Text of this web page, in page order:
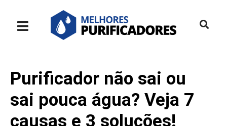
Purificador não sai ou
sai pouca água? Veja 7
causas e 3 soluções!